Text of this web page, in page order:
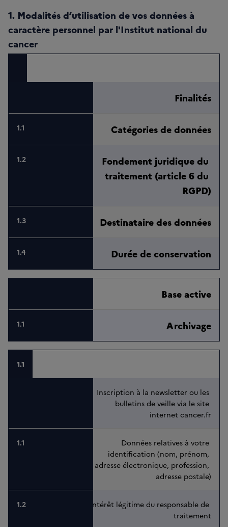
1. Modalités d’utilisation de vos données à
caractère personnel par l'Institut national du
cancer
Finalités
Catégories de données
Fondement juridique du
traitement (article 6 du
RGPD)
Destinataire des données
Durée de conservation
Base active
Archivage
1.1
Inscription à la newsletter ou les
bulletins de veille via le site
internet cancer.fr
Données relatives à votre
identification (nom, prénom,
adresse électronique, profession,
adresse postale)
Intérêt légitime du responsable de
traitement